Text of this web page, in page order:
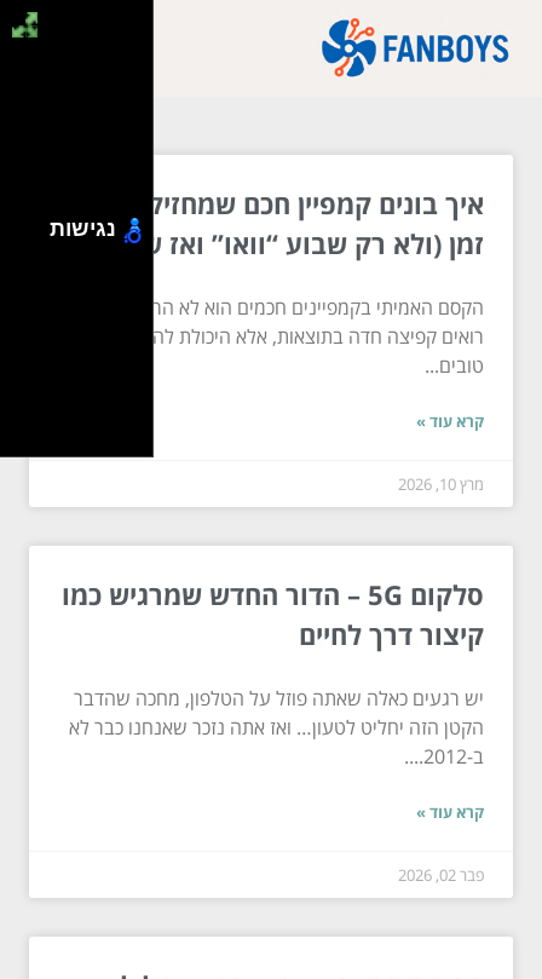
איך בונים קמפיין חכם שמחזיק לאורך
זמן (ולא רק שבוע “וואו” ואז שקט)
הקסם האמיתי בקמפיינים חכמים הוא לא הרגע שבו
רואים קפיצה חדה בתוצאות, אלא היכולת להפוך ביצועים
טובים...
קרא עוד »
מרץ 10, 2026
סלקום 5G – הדור החדש שמרגיש כמו
קיצור דרך לחיים
יש רגעים כאלה שאתה פוזל על הטלפון, מחכה שהדבר
הקטן הזה יחליט לטעון… ואז אתה נזכר שאנחנו כבר לא
ב-2012....
קרא עוד »
פבר 02, 2026
נגישות